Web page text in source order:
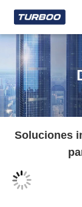
Soluciones